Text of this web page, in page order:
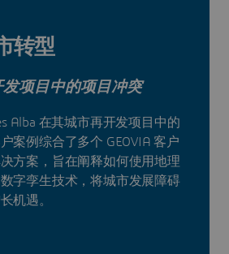
转型
项目中的项目冲突
Alba 在其城市再开发项目中的
案例综合了多个 GEOVIA 客户
方案，旨在阐释如何使用地理
字孪生技术，将城市发展障碍
机遇。